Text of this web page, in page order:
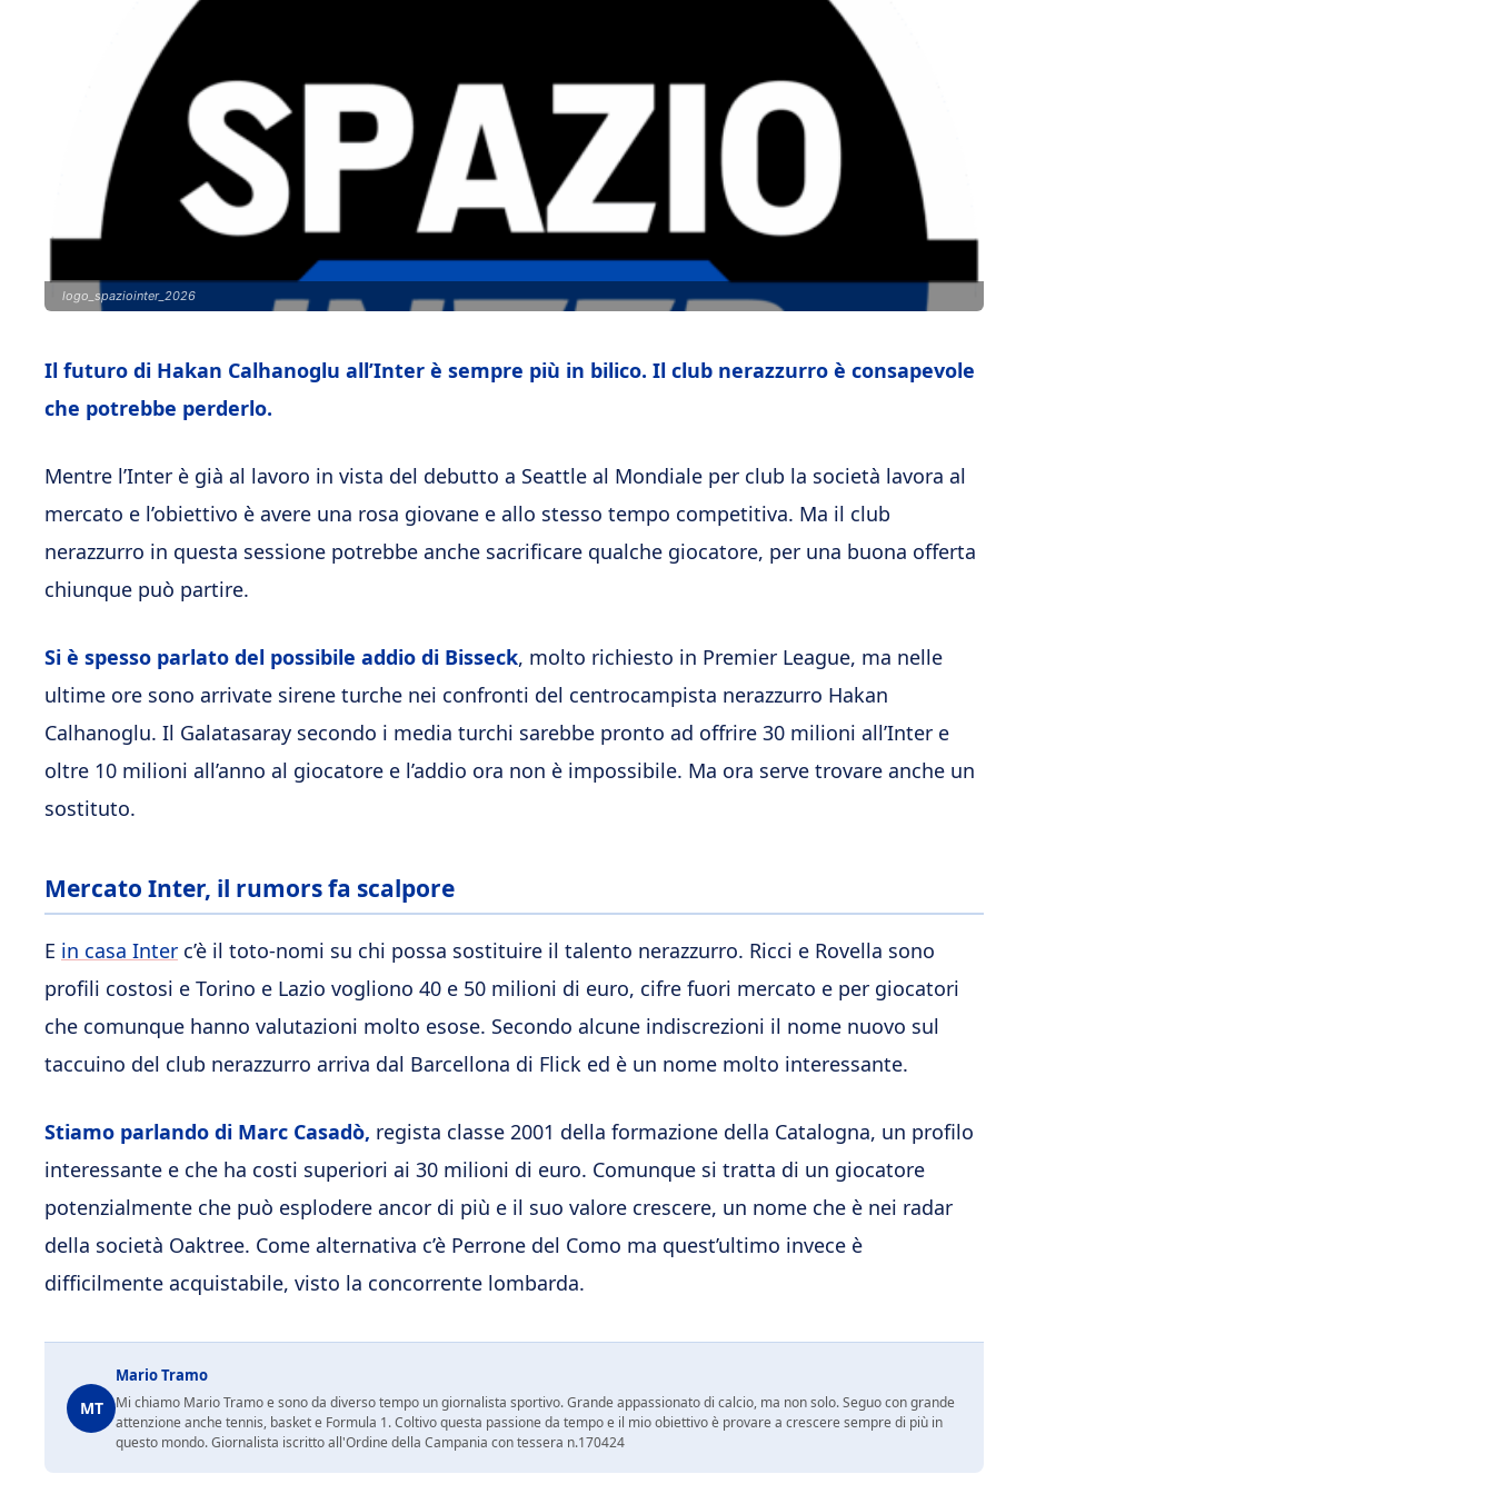
logo_spaziointer_2026
Il futuro di Hakan Calhanoglu all’Inter è sempre più in bilico. Il club nerazzurro è consapevole
che potrebbe perderlo.
Mentre l’Inter è già al lavoro in vista del debutto a Seattle al Mondiale per club la società lavora al
mercato e l’obiettivo è avere una rosa giovane e allo stesso tempo competitiva. Ma il club
nerazzurro in questa sessione potrebbe anche sacrificare qualche giocatore, per una buona offerta
chiunque può partire.
Si è spesso parlato del possibile addio di Bisseck, molto richiesto in Premier League, ma nelle
ultime ore sono arrivate sirene turche nei confronti del centrocampista nerazzurro Hakan
Calhanoglu. Il Galatasaray secondo i media turchi sarebbe pronto ad offrire 30 milioni all’Inter e
oltre 10 milioni all’anno al giocatore e l’addio ora non è impossibile. Ma ora serve trovare anche un
sostituto.
Mercato Inter, il rumors fa scalpore
E in casa Inter c’è il toto-nomi su chi possa sostituire il talento nerazzurro. Ricci e Rovella sono
profili costosi e Torino e Lazio vogliono 40 e 50 milioni di euro, cifre fuori mercato e per giocatori
che comunque hanno valutazioni molto esose. Secondo alcune indiscrezioni il nome nuovo sul
taccuino del club nerazzurro arriva dal Barcellona di Flick ed è un nome molto interessante.
Stiamo parlando di Marc Casadò, regista classe 2001 della formazione della Catalogna, un profilo
interessante e che ha costi superiori ai 30 milioni di euro. Comunque si tratta di un giocatore
potenzialmente che può esplodere ancor di più e il suo valore crescere, un nome che è nei radar
della società Oaktree. Come alternativa c’è Perrone del Como ma quest’ultimo invece è
difficilmente acquistabile, visto la concorrente lombarda.
MT
Mario Tramo
Mi chiamo Mario Tramo e sono da diverso tempo un giornalista sportivo. Grande appassionato di calcio, ma non solo. Seguo con grande
attenzione anche tennis, basket e Formula 1. Coltivo questa passione da tempo e il mio obiettivo è provare a crescere sempre di più in
questo mondo. Giornalista iscritto all'Ordine della Campania con tessera n.170424